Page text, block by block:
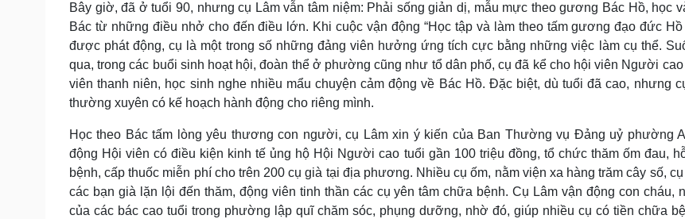
Cây thuốc
Sản phụ khoa
Nhi khoa
Nam khoa
Làm đẹp - giảm cân
Phòng mạch online
Ăn sạch sống khỏe
Blog
Tình yêu - Gia đình
Văn học
Âm nhạc
Di sản
Thời trang
Sao Việt
Cải chính
Bây giờ, đã ở tuổi 90, nhưng cụ Lâm vẫn tâm niệm: Phải sống giản dị, mẫu mực theo gương Bác Hồ, học
Bác từ những điều nhở cho đến điều lớn. Khi cuộc vận động “Học tập và làm theo tấm gương đạo đức Hồ
được phát động, cụ là một trong số những đảng viên hưởng ứng tích cực bằng những việc làm cụ thể.
qua, trong các buổi sinh hoạt hội, đoàn thể ở phường cũng như tổ dân phố, cụ đã kể cho hội viên Người cao
viên thanh niên, học sinh nghe nhiều mẩu chuyện cảm động về Bác Hồ. Đặc biệt, dù tuổi đã cao, nhưng
thường xuyên có kế hoạch hành động cho riêng mình.
Học theo Bác tấm lòng yêu thương con người, cụ Lâm xin ý kiến của Ban Thường vụ Đảng uỷ phường
động Hội viên có điều kiện kinh tế ủng hộ Hội Người cao tuổi gần 100 triệu đồng, tổ chức thăm ốm đau,
bệnh, cấp thuốc miễn phí cho trên 200 cụ già tại địa phương. Nhiều cụ ốm, nằm viện xa hàng trăm cây số,
các bạn già lặn lội đến thăm, động viên tinh thần các cụ yên tâm chữa bệnh. Cụ Lâm vận động con cháu,
của các bác cao tuổi trong phường lập quĩ chăm sóc, phụng dưỡng, nhờ đó, giúp nhiều cụ có tiền chữa